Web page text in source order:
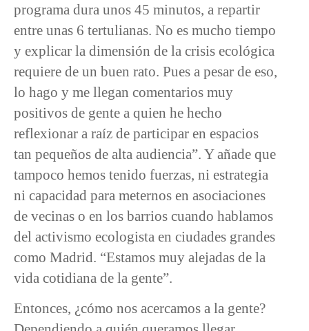
programa dura unos 45 minutos, a repartir
entre unas 6 tertulianas. No es mucho tiempo
y explicar la dimensión de la crisis ecológica
requiere de un buen rato. Pues a pesar de eso,
lo hago y me llegan comentarios muy
positivos de gente a quien he hecho
reflexionar a raíz de participar en espacios
tan pequeños de alta audiencia”. Y añade que
tampoco hemos tenido fuerzas, ni estrategia
ni capacidad para meternos en asociaciones
de vecinas o en los barrios cuando hablamos
del activismo ecologista en ciudades grandes
como Madrid. “Estamos muy alejadas de la
vida cotidiana de la gente”.
Entonces, ¿cómo nos acercamos a la gente?